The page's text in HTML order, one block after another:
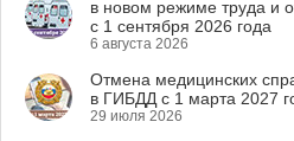
в новом режиме труда и
с 1 сентября 2026 года
6 августа 2026
Отмена медицинских
в ГИБДД с 1 марта 2027
29 июля 2026